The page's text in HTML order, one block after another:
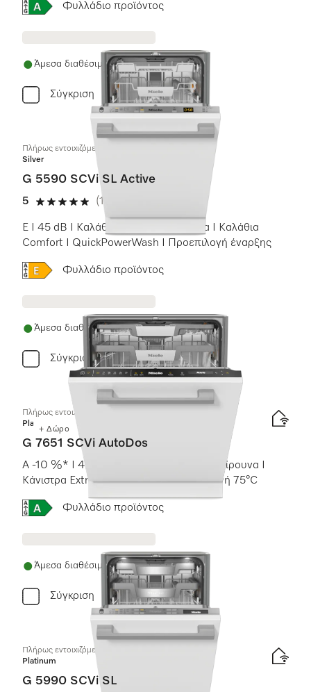
Online Label Flag, Ενεργειακή ετικέτα
Φυλλάδιο προϊόντος
Άμεσα διαθέσιμο
Σύγκριση
Πλήρως εντοιχιζόμενο πλυντήριο πιάτων, 45 cm
Silver
G 5590 SCVi SL Active
5
5 αστέρια από 5
(1 αξιολόγηση)
E I 45 dB I Καλάθι για μαχαιροπίρουνα I Καλάθια
Comfort I QuickPowerWash I Προεπιλογή έναρξης
Online Label Flag, Ενεργειακή ετικέτα
Φυλλάδιο προϊόντος
Άμεσα διαθέσιμο
Σύγκριση
+ Δώρο
Πλήρως εντοιχιζόμενα πλυντήρια πιάτων
Platinum
G 7651 SCVi AutoDos
A -10 %* I 41 dB I Κάνιστρο για μαχαιροπίρουνα I
Κάνιστρα ExtraComfort I AutoDos I Υγιεινή 75°C
Online Label Flag, Ενεργειακή ετικέτα
Φυλλάδιο προϊόντος
Άμεσα διαθέσιμο
Σύγκριση
Πλήρως εντοιχιζόμενο πλυντήριο πιάτων, 45 cm
Platinum
G 5990 SCVi SL